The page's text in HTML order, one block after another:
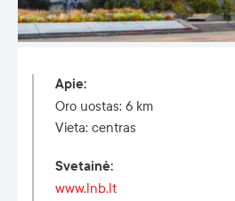
Apie:
Oro uostas: 6 km
Vieta: centras
Svetainė:
www.lnb.lt